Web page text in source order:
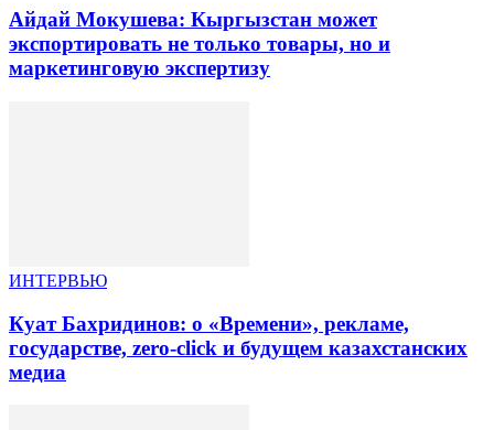
Айдай Мокушева: Кыргызстан может
экспортировать не только товары, но и
маркетинговую экспертизу
ИНТЕРВЬЮ
Куат Бахридинов: о «Времени», рекламе,
государстве, zero-click и будущем казахстанских
медиа